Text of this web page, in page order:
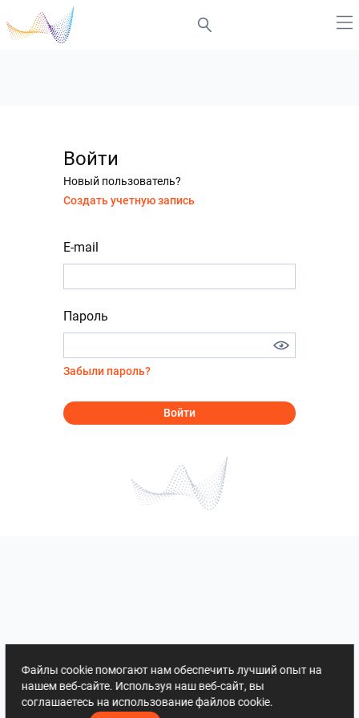
Войти
Новый пользователь?
Создать учетную запись
E-mail
Пароль
Забыли пароль?
Войти
Файлы cookie помогают нам обеспечить лучший опыт на
нашем веб-сайте. Используя наш веб-сайт, вы
соглашаетесь на использование файлов cookie.